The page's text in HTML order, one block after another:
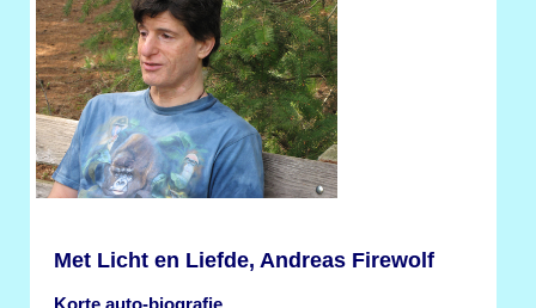
Met Licht en Liefde, Andreas Firewolf